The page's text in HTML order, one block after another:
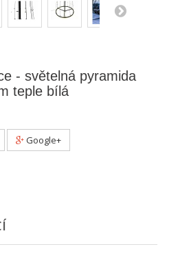
- světelná pyramida
teple bílá
Google+